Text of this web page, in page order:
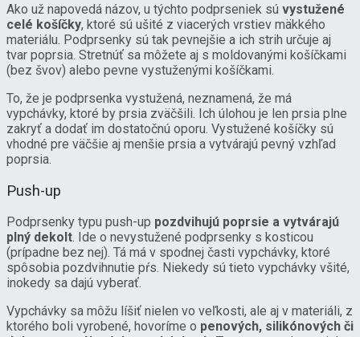
Ako už napovedá názov, u týchto podprseniek sú vystužené
celé košíčky, ktoré sú ušité z viacerých vrstiev mäkkého
materiálu. Podprsenky sú tak pevnejšie a ich strih určuje aj
tvar poprsia. Stretnúť sa môžete aj s moldovanými košíčkami
(bez švov) alebo pevne vystuženými košíčkami.
To, že je podprsenka vystužená, neznamená, že má
vypchávky, ktoré by prsia zväčšili. Ich úlohou je len prsia plne
zakryť a dodať im dostatočnú oporu. Vystužené košíčky sú
vhodné pre väčšie aj menšie prsia a vytvárajú pevný vzhľad
poprsia.
Push-up
Podprsenky typu push-up pozdvihujú poprsie a vytvárajú
plný dekolt. Ide o nevystužené podprsenky s kosticou
(prípadne bez nej). Tá má v spodnej časti vypchávky, ktoré
spôsobia pozdvihnutie pŕs. Niekedy sú tieto vypchávky všité,
inokedy sa dajú vyberať.
Vypchávky sa môžu líšiť nielen vo veľkosti, ale aj v materiáli, z
ktorého boli vyrobené, hovoríme o penových, silikónových či